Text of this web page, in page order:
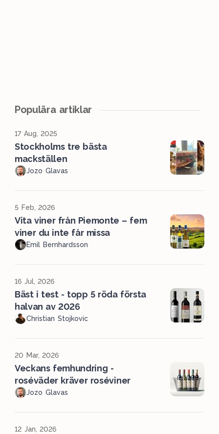
Populära artiklar
17 Aug, 2025
Stockholms tre bästa
mackställen
Jozo Glavas
5 Feb, 2026
Vita viner från Piemonte – fem
viner du inte får missa
Emil Bernhardsson
16 Jul, 2026
Bäst i test - topp 5 röda första
halvan av 2026
Christian Stojkovic
20 Mar, 2026
Veckans femhundring -
roséväder kräver roséviner
Jozo Glavas
12 Jan, 2026